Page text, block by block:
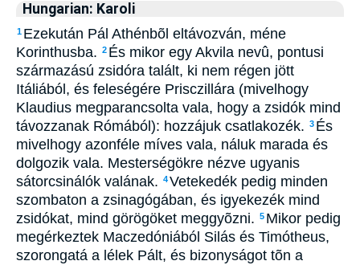
Hungarian: Karoli
1 Ezekután Pál Athénbõl eltávozván, méne
Korinthusba. 2 És mikor egy Akvila nevû, pontusi
származású zsidóra talált, ki nem régen jött
Itáliából, és feleségére Prisczillára (mivelhogy
Klaudius megparancsolta vala, hogy a zsidók mind
távozzanak Rómából): hozzájuk csatlakozék. 3 És
mivelhogy azonféle míves vala, náluk marada és
dolgozik vala. Mesterségökre nézve ugyanis
sátorcsinálók valának. 4Vetekedék pedig minden
szombaton a zsinagógában, és igyekezék mind
zsidókat, mind görögöket meggyõzni. 5 Mikor pedig
megérkeztek Maczedóniából Silás és Timótheus,
szorongatá a lélek Pált, és bizonyságot tõn a